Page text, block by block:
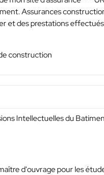
Assurances
et des prestations
construction
Intellectuelles du
d'ouvrage pour les